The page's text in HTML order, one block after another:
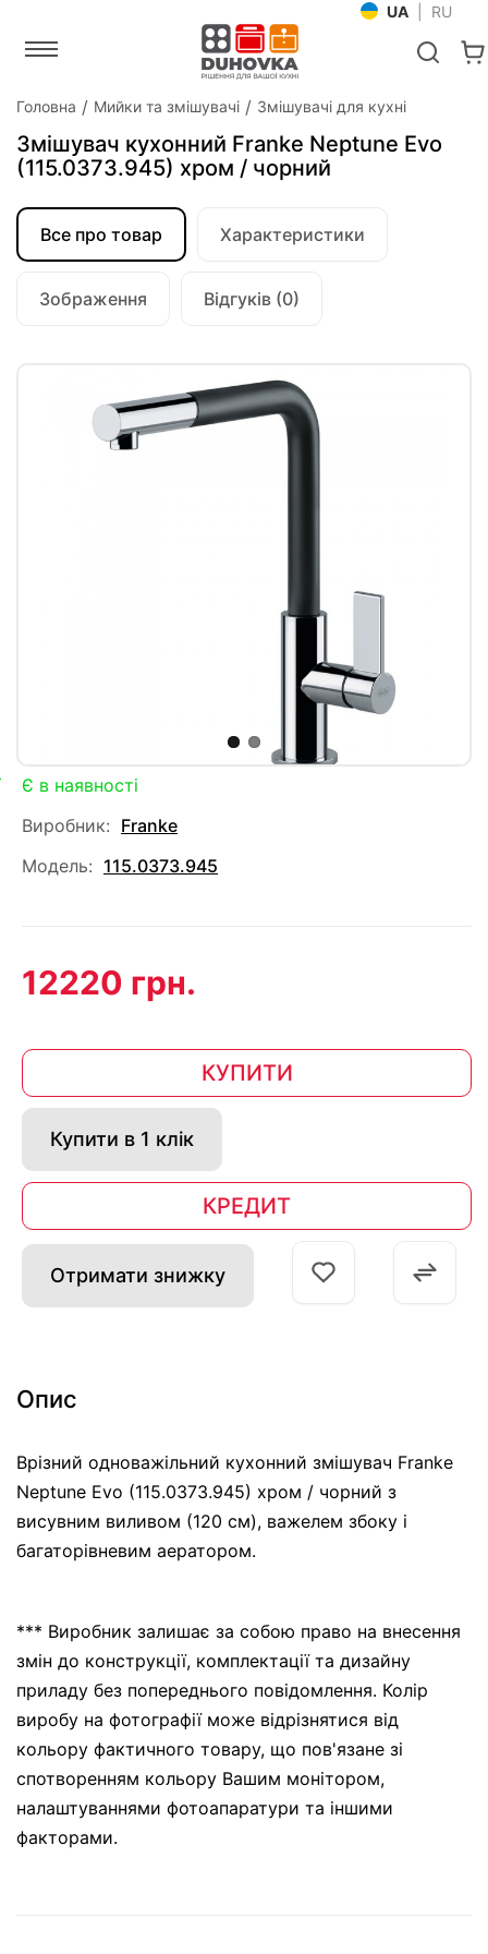
UA RU
Головна Мийки та змішувачі Змішувачі для кухні
Змішувач кухонний Franke Neptune Evo
(115.0373.945) хром / чорний
Все про товар Характеристики
Зображення Відгуків (0)
Є в наявності
Виробник: Franke
Модель: 115.0373.945
12220 грн.
КУПИТИ
Купити в 1 клік
КРЕДИТ
Отримати знижку
Опис
Врізний одноважільний кухонний змішувач Franke
Neptune Evo (115.0373.945) хром / чорний з
висувним виливом (120 см), важелем збоку і
багаторівневим аератором.
*** Виробник залишає за собою право на внесення
змін до конструкції, комплектації та дизайну
приладу без попереднього повідомлення. Колір
виробу на фотографії може відрізнятися від
кольору фактичного товару, що пов'язане зі
спотворенням кольору Вашим монітором,
налаштуваннями фотоапаратури та іншими
факторами.